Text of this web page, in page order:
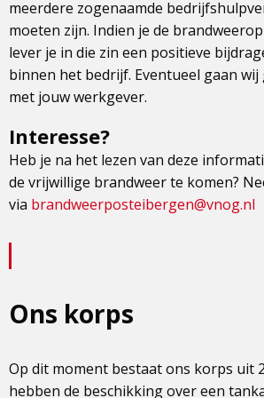
meerdere zogenaamde
moeten zijn. Indien je de
lever je in die zin een positieve
binnen het bedrijf. Eventueel gaan
met jouw werkgever.
Interesse?
Heb je na het lezen van deze
de vrijwillige brandweer te komen?
via brandweerposteibergen@vnog.nl
Ons korps
Op dit moment bestaat ons korps uit
hebben de beschikking over een